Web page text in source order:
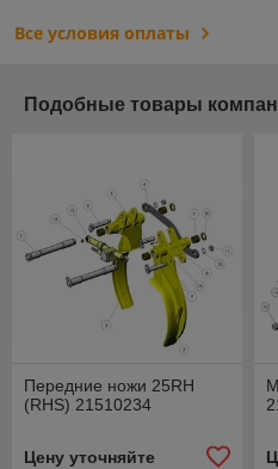
Все условия оплаты
Подобные товары
Передние ножи 25RH
(RHS) 21510234
Цену уточняйте